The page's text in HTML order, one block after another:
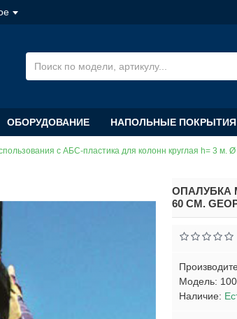
ОБОРУДОВАНИЕ НАПОЛЬНЫЕ ПОКРЫТИЯ
с АБС-пластика для колонн круглая h= 3 м.
ОПАЛУБКА
60 СМ.
Модель:
Наличие: